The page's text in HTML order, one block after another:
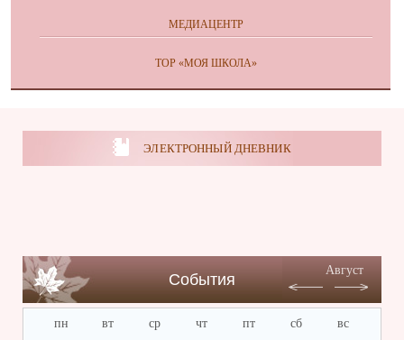
МЕДИАЦЕНТР
ТОР «МОЯ ШКОЛА»
ЭЛЕКТРОННЫЙ ДНЕВНИК
События
Август
пн вт ср чт пт сб вс